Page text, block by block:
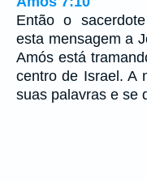
Então o
esta mensagem a
Amós está
centro de Israel. A
suas palavras e se